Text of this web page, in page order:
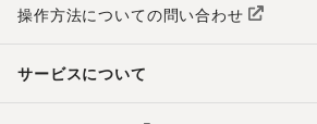
操作方法についての問い合わせ
サービスについて